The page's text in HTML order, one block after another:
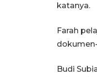
katanya.
Farah
Budi